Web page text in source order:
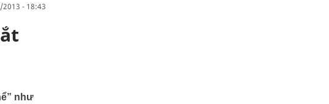
2013 - 18:43
như